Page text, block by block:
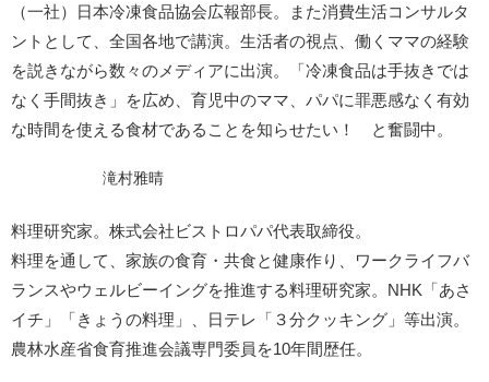
（一社）日本冷凍食品協会広報部長。また消費生活コンサルタ
ントとして、全国各地で講演。生活者の視点、働くママの経験
を説きながら数々のメディアに出演。「冷凍食品は手抜きでは
なく手間抜き」を広め、育児中のママ、パパに罪悪感なく有効
な時間を使える食材であることを知らせたい！ と奮闘中。
滝村雅晴
料理研究家。株式会社ビストロパパ代表取締役。
料理を通して、家族の食育・共食と健康作り、ワークライフバ
ランスやウェルビーイングを推進する料理研究家。NHK「あさ
イチ」「きょうの料理」、日テレ「３分クッキング」等出演。
農林水産省食育推進会議専門委員を10年間歴任。